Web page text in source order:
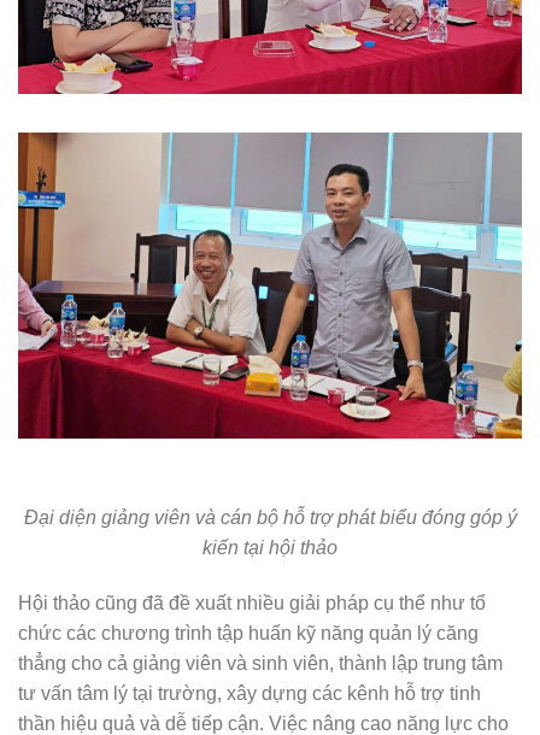
Đại diện giảng viên và cán bộ hỗ trợ phát biểu đóng góp ý
kiến tại hội thảo
Hội thảo cũng đã đề xuất nhiều giải pháp cụ thể như tổ
chức các chương trình tập huấn kỹ năng quản lý căng
thẳng cho cả giảng viên và sinh viên, thành lập trung tâm
tư vấn tâm lý tại trường, xây dựng các kênh hỗ trợ tinh
thần hiệu quả và dễ tiếp cận. Việc nâng cao năng lực cho